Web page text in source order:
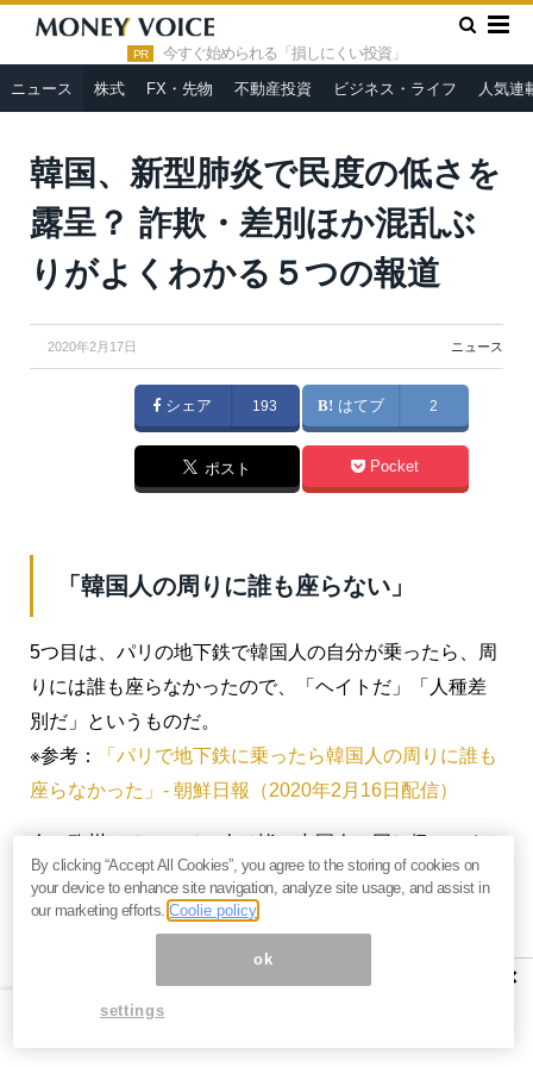
PR 今すぐ始められる「損しにくい投資」
ニュース 株式 FX・先物 不動産投資 ビジネス・ライフ 人気連
HOME » ニュース »
韓国、新型肺炎で民度の低さを露呈？ 詐
欺・差別ほか混乱ぶりがよくわかる５つの報道
韓国、新型肺炎で民度の低さを
露呈？ 詐欺・差別ほか混乱ぶ
りがよくわかる５つの報道
2020年2月17日 ニュース
シェア 193 はてブ 2
ポスト Pocket
「韓国人の周りに誰も座らない」
5つ目は、パリの地下鉄で韓国人の自分が乗ったら、周
りには誰も座らなかったので、「ヘイトだ」「人種差
別だ」というものだ。
※参考：
「パリで地下鉄に乗ったら韓国人の周りに誰も
座らなかった」- 朝鮮日報（2020年2月16日配信）
今の欧州では、アジア人は皆、中国人と同じ扱いにさ
れている。だから、これが日本人でも同じだろう。平
時ならまだしも、今のような状況では致し方ない。
それを、避けられたことで「人種差別」と言い出すの
×
By clicking “Accept All Cookies”, you agree to the storing of cookies on
your device to enhance site navigation, analyze site usage, and assist in
our marketing efforts.Coolie policy
ok
settings